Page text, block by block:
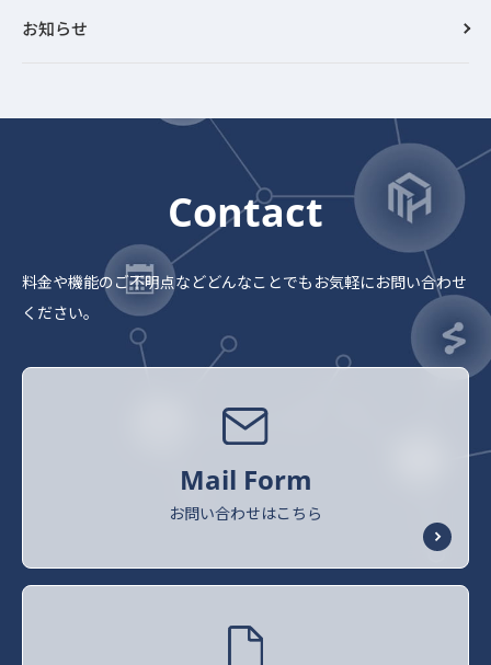
お知らせ
Contact
料金や機能のご不明点などどんなことでもお気軽にお問い合わせ
ください。
Mail Form
お問い合わせはこちら